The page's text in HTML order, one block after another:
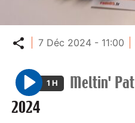
Partager
7 Déc 2024 - 11:00
P
l
1 H Meltin' Pat
2024